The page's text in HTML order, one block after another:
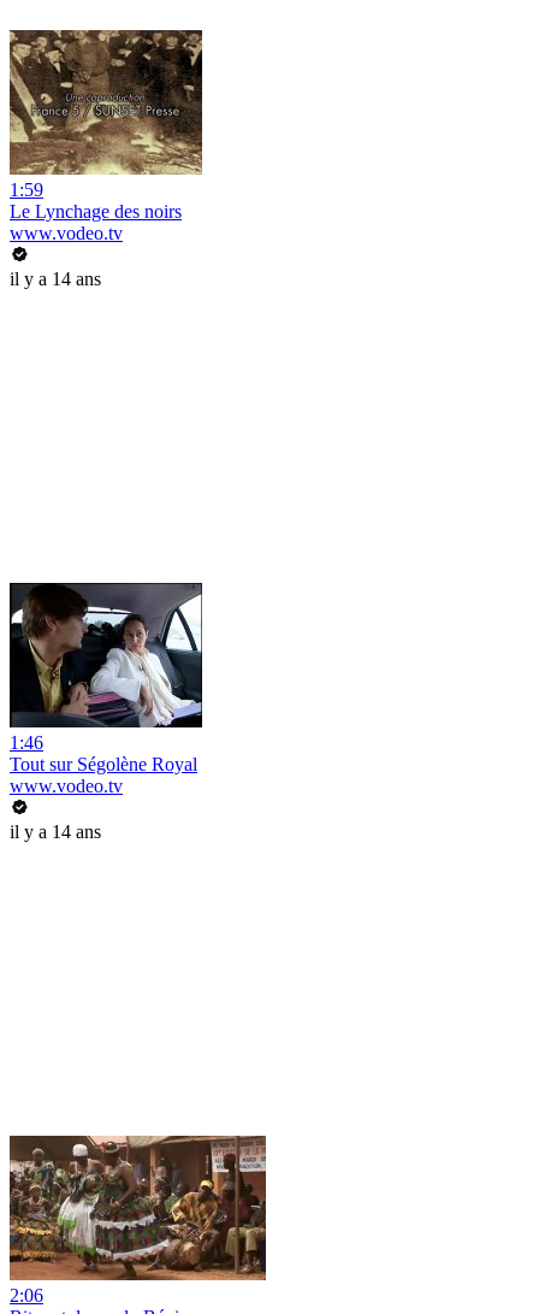
1:59
Le Lynchage des noirs
www.vodeo.tv
il y a 14 ans
1:46
Tout sur Ségolène Royal
www.vodeo.tv
il y a 14 ans
2:06